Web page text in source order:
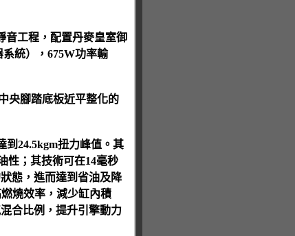
音工程，配置丹麥皇室御
統），675W功率輸
央腳踏底板近平整化的
到24.5kgm扭力峰值。其
性；其技術可在14毫秒
態，進而達到省油及降
燒效率，減少缸內積
合比例，提升引擎動力